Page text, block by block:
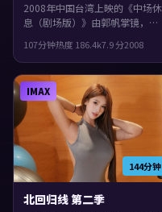
2008年中国台湾上映的《中场休
息（剧场版）》由郭帆掌镜，袁
类型上偏科幻，群像戏份饱满，
配角也有完整弧光，片尾余味很
足。
107分钟热度 186.4k7.9分2008
144分钟
IMAX
北回归线 第二季